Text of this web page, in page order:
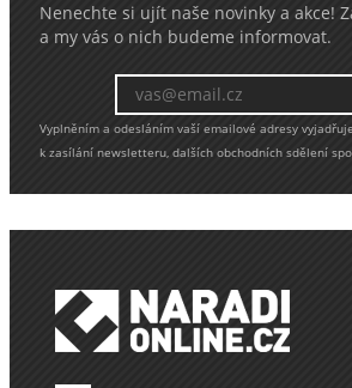
Nenechte si ujít naše novinky a akce!
a my vás o nich budeme informovat.
Vyplněním a odesláním vaší emailové adresy
k zasílání newsletteru, dalších obchodních sdělení